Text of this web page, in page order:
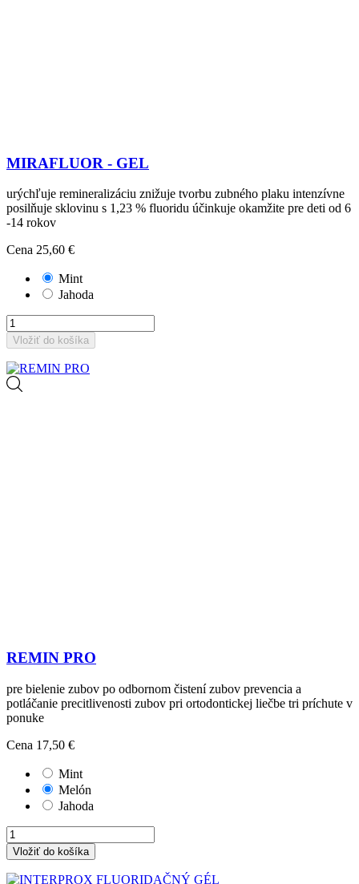
MIRAFLUOR - GEL
urýchľuje remineralizáciu znižuje tvorbu zubného plaku intenzívne
posilňuje sklovinu s 1,23 % fluoridu účinkuje okamžite pre deti od 6
-14 rokov
Cena 25,60 €
Mint
Jahoda
Vložiť do košíka
REMIN PRO
pre bielenie zubov po odbornom čistení zubov prevencia a
potláčanie precitlivenosti zubov pri ortodontickej liečbe tri príchute v
ponuke
Cena 17,50 €
Mint
Melón
Jahoda
Vložiť do košíka